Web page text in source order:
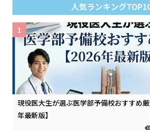
人気ランキング
現役医大生が選ぶ医学部予備校おすすめ
年最新版】
1